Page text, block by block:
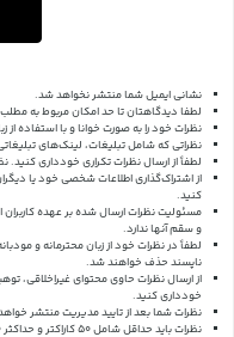
نشانی ایمیل شما منتشر نخواهد شد.
لطفا دیدگاهتان تا حد امکان مربوط به
نظرات خود را به صورت خوانا و با استفاده از
نظراتی که شامل تبلیغات، لینک‌های
لطفاً از ارسال نظرات تکراری خودداری
از اشتراک‌گذاری اطلاعات شخصی خود یا
کنید.
مسئولیت نظرات ارسال شده بر عهده
و سقم آنها ندارد.
لطفاً در نظرات خود از زبان محترمانه و
ناپسند حذف خواهند شد.
از ارسال نظرات حاوی محتوای غیراخلاقی،
خودداری کنید.
نظرات شما بعد از تایید مدیریت منتشر